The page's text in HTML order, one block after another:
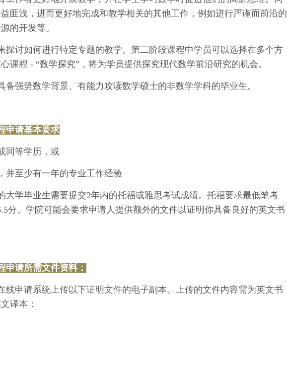
匪浅，进而更好地完成和教学相关的其他工作，例如进行严谨而前沿的
的开发等。
探讨如何进行特定专题的教学。第二阶段课程中学员可以选择在多个方
课程 - “数学探究”，将为学员提供探究现代数学前沿研究的机会。
强势数学背景、有能力攻读数学硕士的非数学学科的毕业生。
申请基本要求
同等学历，或
并至少有一年的专业工作经验
大学毕业生需要提交2年内的托福或雅思考试成绩。托福要求最低笔考
分。学院可能会要求申请人提供额外的文件以证明你具备良好的英文书
申请所需文件资料：
线申请系统上传以下证明文件的电子副本。上传的文件内容需为英文书
译本：